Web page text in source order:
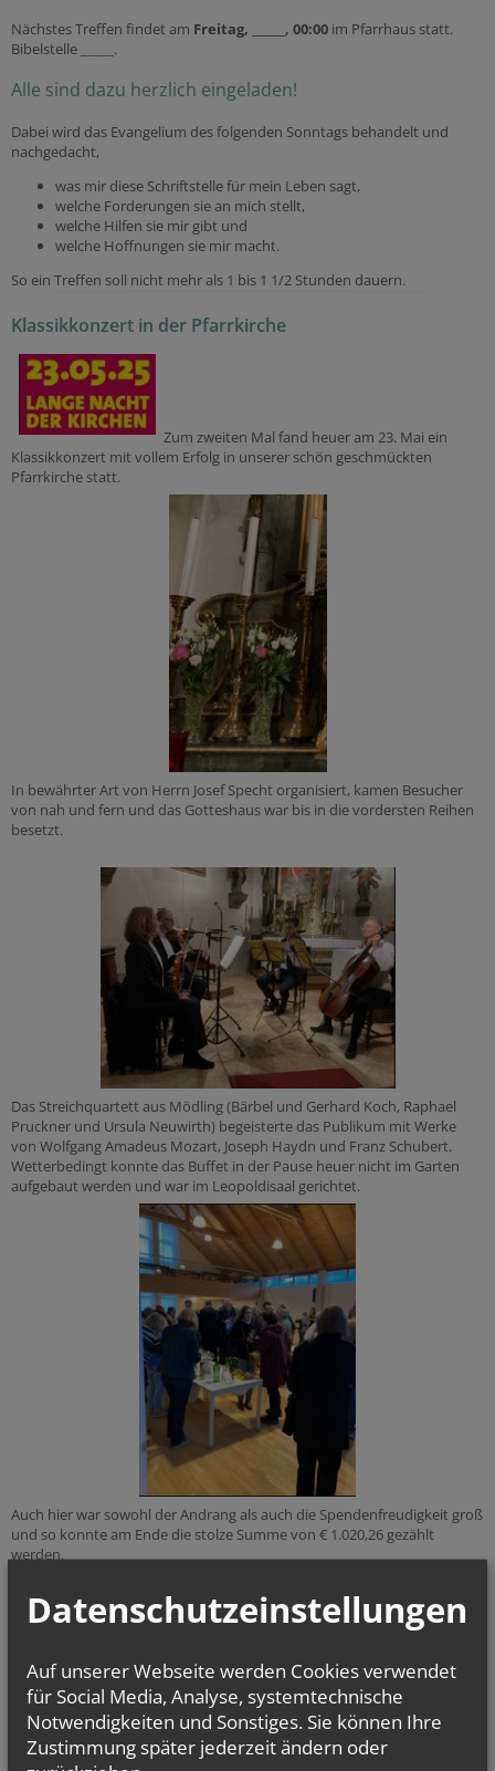
Nächstes Treffen findet am Freitag, ______, 00:00 im Pfarrhaus statt.
Bibelstelle _____.
Alle sind dazu herzlich eingeladen!
Dabei wird das Evangelium des folgenden Sonntags behandelt und
nachgedacht,
was mir diese Schriftstelle für mein Leben sagt,
welche Forderungen sie an mich stellt,
welche Hilfen sie mir gibt und
welche Hoffnungen sie mir macht.
So ein Treffen soll nicht mehr als 1 bis 1 1/2 Stunden dauern.
Klassikkonzert in der Pfarrkirche
Zum zweiten Mal fand heuer am 23. Mai ein
Klassikkonzert mit vollem Erfolg in unserer schön geschmückten
Pfarrkirche statt.
In bewährter Art von Herrn Josef Specht organisiert, kamen Besucher
von nah und fern und das Gotteshaus war bis in die vordersten Reihen
besetzt.
Das Streichquartett aus Mödling (Bärbel und Gerhard Koch, Raphael
Pruckner und Ursula Neuwirth) begeisterte das Publikum mit Werke
von Wolfgang Amadeus Mozart, Joseph Haydn und Franz Schubert.
Wetterbedingt konnte das Buffet in der Pause heuer nicht im Garten
aufgebaut werden und war im Leopoldisaal gerichtet.
Auch hier war sowohl der Andrang als auch die Spendenfreudigkeit groß
und so konnte am Ende die stolze Summe von € 1.020,26 gezählt
werden.
Herzlichen Dank an alle,
die diesen schönen Abend mitgestaltet haben!
Klassikkonzert 2024
Bericht und Zeitungsartikel
Angebote für Kinder
Datenschutzeinstellungen
Auf unserer Webseite werden Cookies verwendet
für Social Media, Analyse, systemtechnische
Notwendigkeiten und Sonstiges. Sie können Ihre
Zustimmung später jederzeit ändern oder